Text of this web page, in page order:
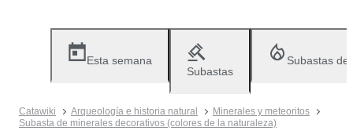
Esta semana
Subastas
Subastas
Catawiki Arqueología e historia natural
Minerales y meteoritos
Subasta de minerales decorativos (colores de la naturaleza)